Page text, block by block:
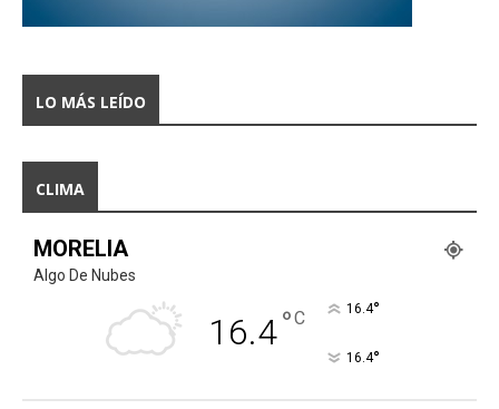
LO MÁS LEÍDO
CLIMA
MORELIA
Algo De Nubes
16.4°C 16.4°
16.4°